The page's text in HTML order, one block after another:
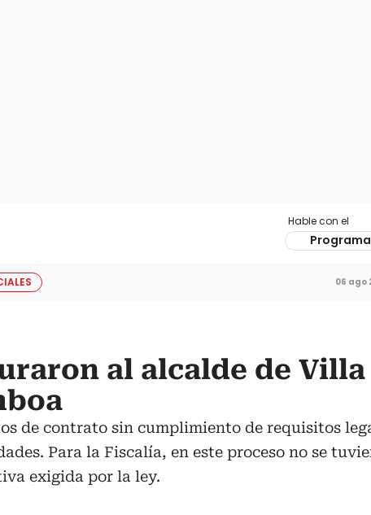
Hable con el
Programa
06 ago
al alcalde de Villa
de contrato sin cumplimiento de requisitos
Para la Fiscalía, en este proceso no se
exigida por la ley.